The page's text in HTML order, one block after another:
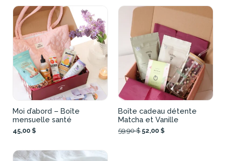
Moi d’abord – Boîte
mensuelle santé
45,00 $
Boîte cadeau détente
Matcha et Vanille
59,90 $ 52,00 $